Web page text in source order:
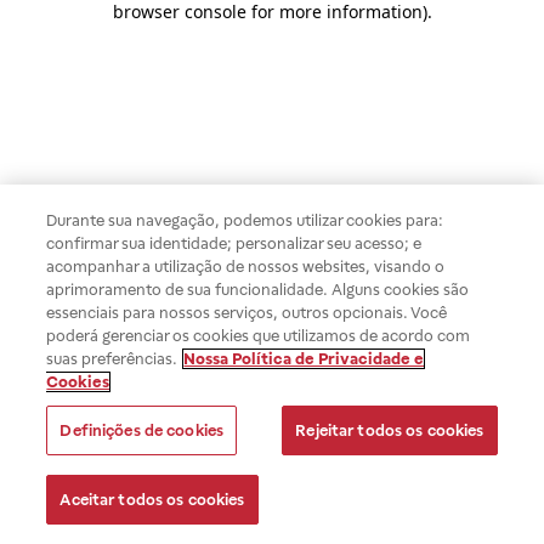
browser console for more information).
Durante sua navegação, podemos utilizar cookies para:
confirmar sua identidade; personalizar seu acesso; e
acompanhar a utilização de nossos websites, visando o
aprimoramento de sua funcionalidade. Alguns cookies são
essenciais para nossos serviços, outros opcionais. Você
poderá gerenciar os cookies que utilizamos de acordo com
suas preferências. Nossa Política de Privacidade e
Cookies
Definições de cookies Rejeitar todos os cookies
Aceitar todos os cookies